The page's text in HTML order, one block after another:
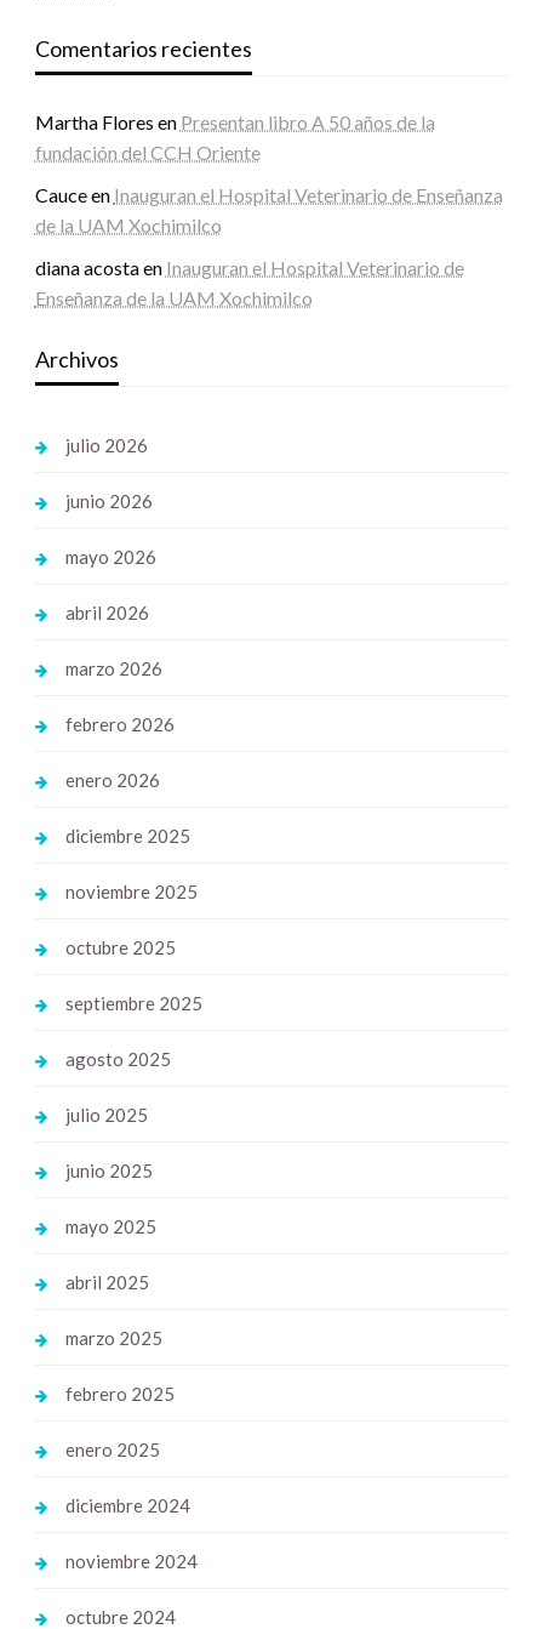
Comentarios recientes
Martha Flores en Presentan libro A 50 años de la
fundación del CCH Oriente
Cauceen Inauguran el Hospital Veterinario de Enseñanza
de la UAM Xochimilco
diana acostaen Inauguran el Hospital Veterinario de
Enseñanza de la UAM Xochimilco
Archivos
julio 2026
junio 2026
mayo 2026
abril 2026
marzo 2026
febrero 2026
enero 2026
diciembre 2025
noviembre 2025
octubre 2025
septiembre 2025
agosto 2025
julio 2025
junio 2025
mayo 2025
abril 2025
marzo 2025
febrero 2025
enero 2025
diciembre 2024
noviembre 2024
octubre 2024